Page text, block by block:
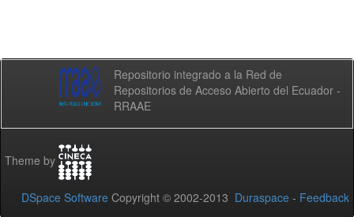
Repositorio integrado a la Red de
Repositorios de Acceso Abierto del Ecuador -
RRAAE
Theme by
DSpace Software Copyright © 2002-2013 Duraspace - Feedback